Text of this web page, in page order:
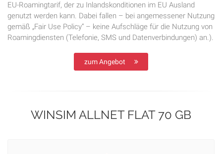
EU-Roamingtarif, der zu Inlandskonditionen im EU Ausland
genutzt werden kann. Dabei fallen – bei angemessener Nutzung
gemäß „Fair Use Policy“ – keine Aufschläge für die Nutzung von
Roamingdiensten (Telefonie, SMS und Datenverbindungen) an.).
zum Angebot
WINSIM ALLNET FLAT 70 GB